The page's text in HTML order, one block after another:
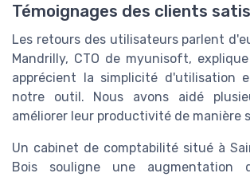
Témoignages des clients
Les retours des utilisateurs parlent
Mandrilly, CTO de myunisoft,
apprécient la simplicité d'utilisation
notre outil. Nous avons aidé
améliorer leur productivité de manière
Un cabinet de comptabilité situé à
Bois souligne une augmentation